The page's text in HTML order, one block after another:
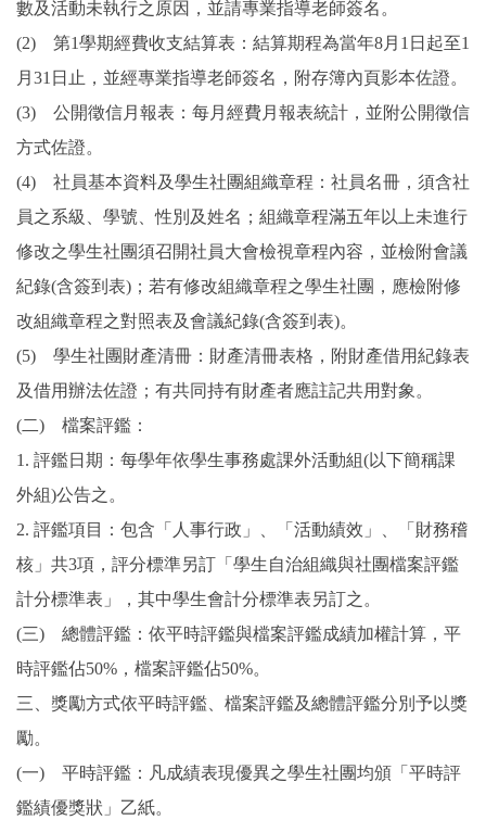
數及活動未執行之原因，並請專業指導老師簽名。
(2) 第1學期經費收支結算表：結算期程為當年8月1日起至1
月31日止，並經專業指導老師簽名，附存簿內頁影本佐證。
(3) 公開徵信月報表：每月經費月報表統計，並附公開徵信
方式佐證。
(4) 社員基本資料及學生社團組織章程：社員名冊，須含社
員之系級、學號、性別及姓名；組織章程滿五年以上未進行
修改之學生社團須召開社員大會檢視章程內容，並檢附會議
紀錄(含簽到表)；若有修改組織章程之學生社團，應檢附修
改組織章程之對照表及會議紀錄(含簽到表)。
(5) 學生社團財產清冊：財產清冊表格，附財產借用紀錄表
及借用辦法佐證；有共同持有財產者應註記共用對象。
(二) 檔案評鑑：
1. 評鑑日期：每學年依學生事務處課外活動組(以下簡稱課
外組)公告之。
2. 評鑑項目：包含「人事行政」、「活動績效」、「財務稽
核」共3項，評分標準另訂「學生自治組織與社團檔案評鑑
計分標準表」，其中學生會計分標準表另訂之。
(三) 總體評鑑：依平時評鑑與檔案評鑑成績加權計算，平
時評鑑佔50%，檔案評鑑佔50%。
三、獎勵方式依平時評鑑、檔案評鑑及總體評鑑分別予以獎
勵。
(一) 平時評鑑：凡成績表現優異之學生社團均頒「平時評
鑑績優獎狀」乙紙。